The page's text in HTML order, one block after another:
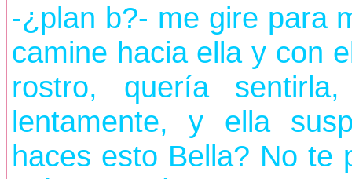
-¿plan b?- me gire para
camine hacia ella y con
rostro, quería
lentamente, y ella
haces esto Bella? No te